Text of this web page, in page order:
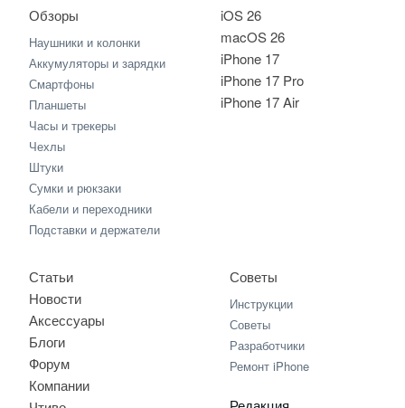
iOS 26
macOS 26
iPhone 17
iPhone 17 Pro
iPhone 17 Air
Обзоры
Наушники и колонки
Аккумуляторы и зарядки
Смартфоны
Планшеты
Часы и трекеры
Чехлы
Штуки
Сумки и рюкзаки
Кабели и переходники
Подставки и держатели
Статьи
Новости
Аксессуары
Блоги
Форум
Компании
Советы
Инструкции
Советы
Разработчики
Ремонт iPhone